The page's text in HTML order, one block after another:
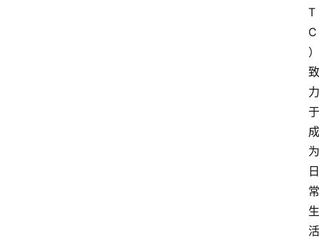
T
C
）
致
力
于
成
为
日
常
生
活